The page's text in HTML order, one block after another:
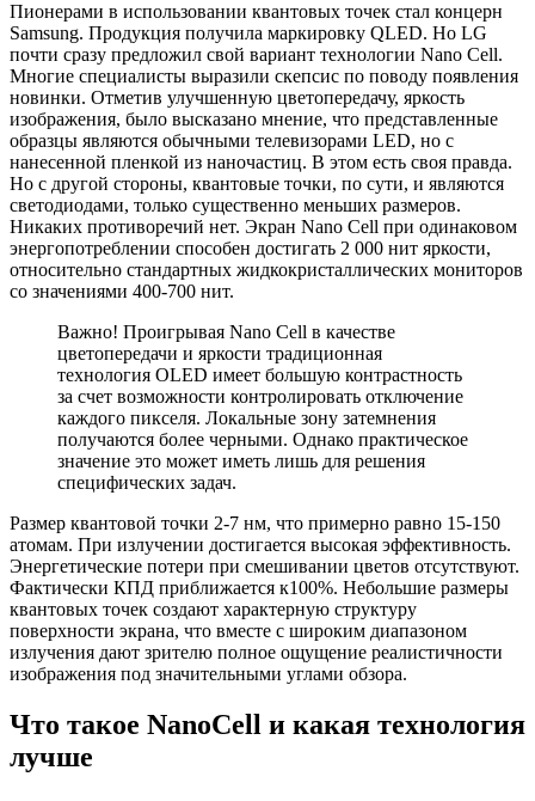
Пионерами в использовании квантовых точек стал концерн
Samsung. Продукция получила маркировку QLED. Но LG
почти сразу предложил свой вариант технологии Nano Cell.
Многие специалисты выразили скепсис по поводу появления
новинки. Отметив улучшенную цветопередачу, яркость
изображения, было высказано мнение, что представленные
образцы являются обычными телевизорами LED, но с
нанесенной пленкой из наночастиц. В этом есть своя правда.
Но с другой стороны, квантовые точки, по сути, и являются
светодиодами, только существенно меньших размеров.
Никаких противоречий нет. Экран Nano Cell при одинаковом
энергопотреблении способен достигать 2 000 нит яркости,
относительно стандартных жидкокристаллических мониторов
со значениями 400-700 нит.
Важно! Проигрывая Nano Cell в качестве
цветопередачи и яркости традиционная
технология OLED имеет большую контрастность
за счет возможности контролировать отключение
каждого пикселя. Локальные зону затемнения
получаются более черными. Однако практическое
значение это может иметь лишь для решения
специфических задач.
Размер квантовой точки 2-7 нм, что примерно равно 15-150
атомам. При излучении достигается высокая эффективность.
Энергетические потери при смешивании цветов отсутствуют.
Фактически КПД приближается к100%. Небольшие размеры
квантовых точек создают характерную структуру
поверхности экрана, что вместе с широким диапазоном
излучения дают зрителю полное ощущение реалистичности
изображения под значительными углами обзора.
Что такое NanoCell и какая технология
лучше